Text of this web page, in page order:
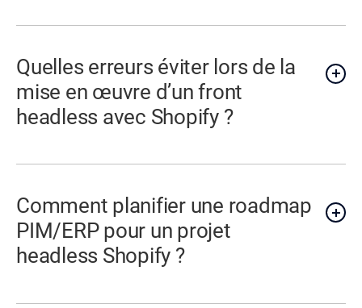
Quelles erreurs éviter lors de la
mise en œuvre d’un front
headless avec Shopify ?
Comment planifier une roadmap
PIM/ERP pour un projet
headless Shopify ?